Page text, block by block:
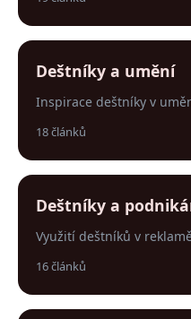
Deštníky a umění
Inspirace deštníky v
18 článků
Deštníky a
Využití deštníků v
16 článků